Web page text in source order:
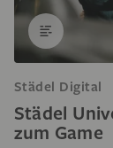
Städel Digital
Städel
zum Game